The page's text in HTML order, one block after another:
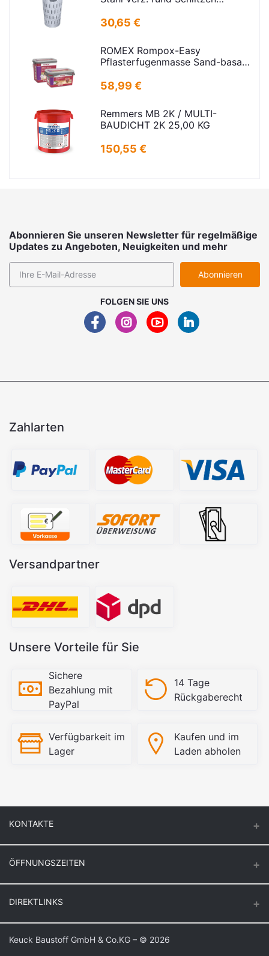
30,65 €
ROMEX Rompox-Easy
Pflasterfugenmasse Sand-basalt
58,99 €
Remmers MB 2K / MULTI-
BAUDICHT 2K 25,00 KG
150,55 €
Abonnieren Sie unseren Newsletter für regelmäßige
Updates zu Angeboten, Neuigkeiten und mehr
Abonnieren
FOLGEN SIE UNS
Zahlarten
Versandpartner
Unsere Vorteile für Sie
Sichere
Bezahlung mit
PayPal
14 Tage
Rückgaberecht
Verfügbarkeit im
Lager
Kaufen und im
Laden abholen
KONTAKTE
Butzenstr. 39
47918 Tönisvorst
Auf Google Maps anzeigen
ÖFFNUNGSZEITEN
Montag – Donnerstag
6:30 – 16:00
DIREKTLINKS
Login
Keuck Baustoff GmbH & Co.KG – © 2026